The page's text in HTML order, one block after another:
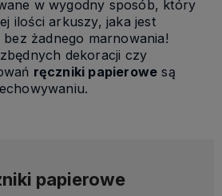
w wygodny sposób, który
ilości arkuszy, jaka jest
żadnego marnowania!
dekoracji czy
ręczniki papierowe są
papierowe